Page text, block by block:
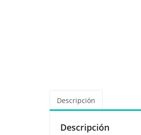
Descripción
Descripción